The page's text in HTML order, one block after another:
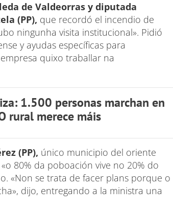
de Valdeorras y diputada
(PP), que recordó el incendio de
ningunha visita institucional». Pidió
y ayudas específicas para
quixo traballar na
1.500 personas marchan en
rural merece máis
(PP), único municipio del oriente
80% da poboación vive no 20% do
«Non se trata de facer plans porque o
dijo, entregando a la ministra una